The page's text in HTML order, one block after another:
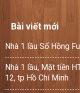
Bài viết mới
Nhà 1 lầu Sổ Hồng
Nhà 1 lầu, Mặt tiền
12, tp Hồ Chí Minh